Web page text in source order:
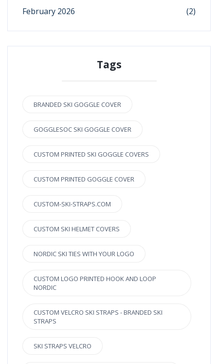
February 2026
(2)
Tags
BRANDED SKI GOGGLE COVER
GOGGLESOC SKI GOGGLE COVER
CUSTOM PRINTED SKI GOGGLE COVERS
CUSTOM PRINTED GOGGLE COVER
CUSTOM-SKI-STRAPS.COM
CUSTOM SKI HELMET COVERS
NORDIC SKI TIES WITH YOUR LOGO
CUSTOM LOGO PRINTED HOOK AND LOOP
NORDIC
CUSTOM VELCRO SKI STRAPS - BRANDED SKI
STRAPS
SKI STRAPS VELCRO